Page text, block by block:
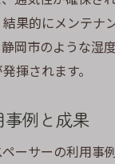
果的にメンテナ
岡市のような湿
揮されます。
例と成果
ーサーの利用事